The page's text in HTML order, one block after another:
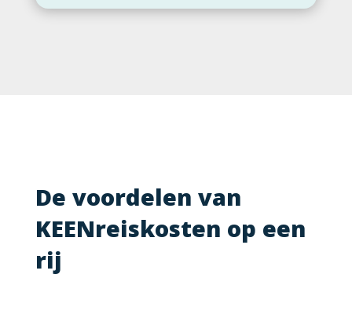
De voordelen van
KEENreiskosten op een
rij